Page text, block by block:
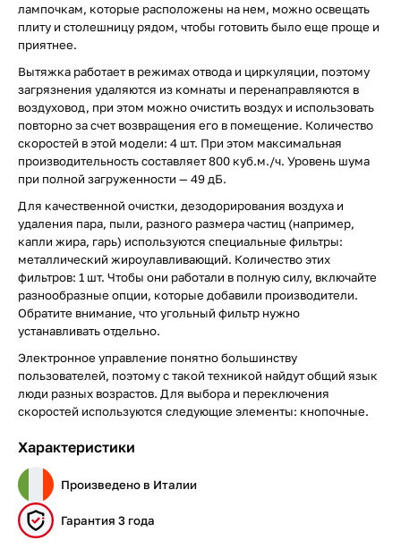
лампочкам, которые расположены на нем, можно освещать
плиту и столешницу рядом, чтобы готовить было еще проще и
приятнее.
Вытяжка работает в режимах отвода и циркуляции, поэтому
загрязнения удаляются из комнаты и перенаправляются в
воздуховод, при этом можно очистить воздух и использовать
повторно за счет возвращения его в помещение. Количество
скоростей в этой модели: 4 шт. При этом максимальная
производительность составляет 800 куб.м./ч. Уровень шума
при полной загруженности — 49 дБ.
Для качественной очистки, дезодорирования воздуха и
удаления пара, пыли, разного размера частиц (например,
капли жира, гарь) используются специальные фильтры:
металлический жироулавливающий. Количество этих
фильтров: 1 шт. Чтобы они работали в полную силу, включайте
разнообразные опции, которые добавили производители.
Обратите внимание, что угольный фильтр нужно
устанавливать отдельно.
Электронное управление понятно большинству
пользователей, поэтому с такой техникой найдут общий язык
люди разных возрастов. Для выбора и переключения
скоростей используются следующие элементы: кнопочные.
Характеристики
Произведено в Италии
Гарантия 3 года